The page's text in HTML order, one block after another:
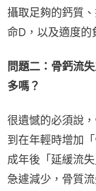
攝取足夠的鈣質
命D，以及適度的
問題二：骨鈣流
多嗎？
很遺憾的必須說
到在年輕時增加
成年後「延緩流
急遽減少，骨質